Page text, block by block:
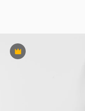
Premium